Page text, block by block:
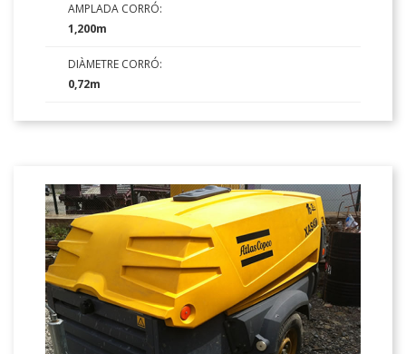
AMPLADA CORRÓ:
1,200m
DIÀMETRE CORRÓ:
0,72m